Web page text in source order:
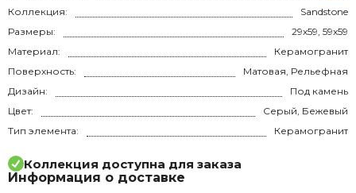
Коллекция:
Sandstone
Размеры:
29x59, 59x59
Материал:
Керамогранит
Поверхность:
Матовая, Рельефная
Дизайн:
Под камень
Цвет:
Серый, Бежевый
Тип элемента:
Керамогранит
Коллекция доступна для заказа
Информация о доставке